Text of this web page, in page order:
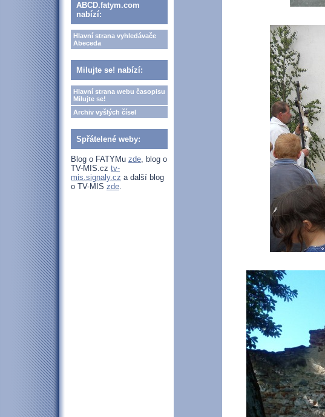
ABCD.fatym.com
nabízí:
Hlavní strana vyhledávače
Abeceda
Milujte se! nabízí:
Hlavní strana webu časopisu
Milujte se!
Archiv vyšlých čísel
Spřátelené weby:
Blog o FATYMu zde, blog o
TV-MIS.cz tv-
mis.signaly.cz a další blog
o TV-MIS zde.